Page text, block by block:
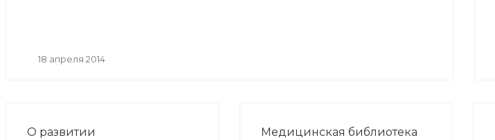
18 апреля 2014
О развитии
Медицинская библиотека